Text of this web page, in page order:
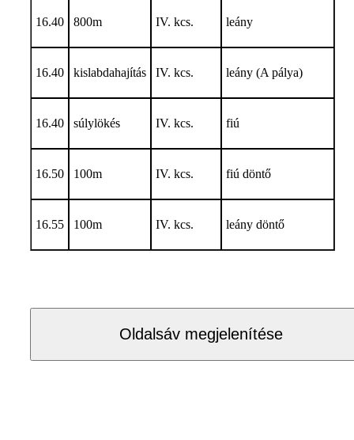
16.40 800m IV. kcs. leány
16.40 kislabdahajítás IV. kcs. leány (A pálya)
16.40 súlylökés IV. kcs. fiú
16.50 100m IV. kcs. fiú döntő
16.55 100m IV. kcs. leány döntő
Oldalsáv megjelenítése